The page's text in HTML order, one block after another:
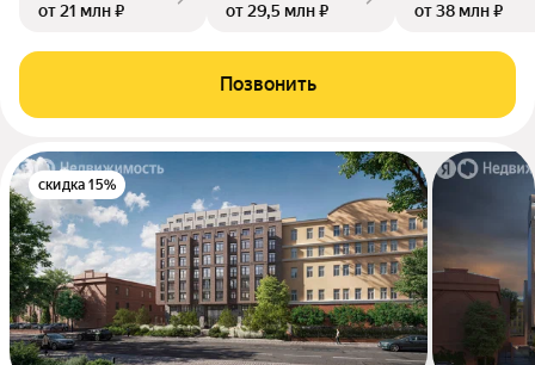
от 21 млн ₽
от 29,5 млн ₽
от 38 млн ₽
Позвонить
скидка 15%